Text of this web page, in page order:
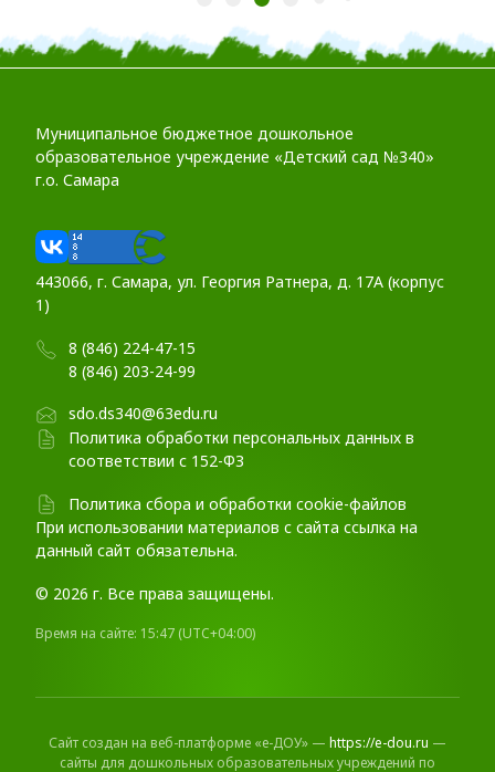
Муниципальное бюджетное дошкольное
образовательное учреждение «Детский сад №340»
г.о. Самара
443066, г. Самара, ул. Георгия Ратнера, д. 17А (корпус
1)
8 (846) 224-47-15
8 (846) 203-24-99
sdo.ds340@63edu.ru
Политика обработки персональных данных в
соответствии с 152-ФЗ
Политика сбора и обработки cookie-файлов
При использовании материалов c сайта ссылка на
данный сайт обязательна.
© 2026 г. Все права защищены.
Время на сайте: 15:47 (UTC+04:00)
Сайт создан на веб-платформе «е-ДОУ» — https://e-dou.ru —
сайты для дошкольных образовательных учреждений по